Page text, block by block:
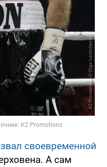
своевременной
А сам